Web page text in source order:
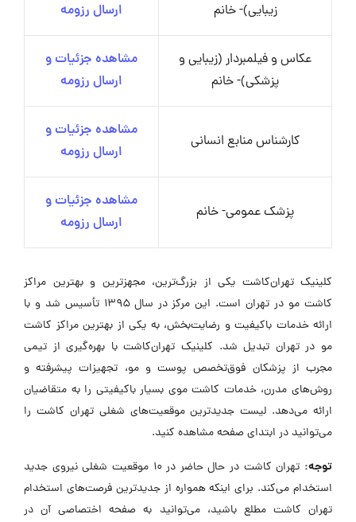
زیبایی)- خانم
ارسال رزومه
عکاس و فیلمبردار (زیبایی و
پزشکی)- خانم
مشاهده جزئیات و
ارسال رزومه
کارشناس منابع انسانی
مشاهده جزئیات و
ارسال رزومه
پزشک عمومی- خانم
مشاهده جزئیات و
ارسال رزومه
کلینیک تهران‌کاشت یکی از بزرگ‌ترین، مجهزترین و بهترین مراکز
کاشت مو در تهران است. این مرکز در سال ۱۳۹۵ تأسیس شد و با
ارائه خدمات باکیفیت و رضایت‌بخش، به یکی از بهترین مراکز کاشت
مو در تهران تبدیل شد. کلینیک تهران‌کاشت با بهره‌گیری از تیمی
مجرب از پزشکان فوق‌تخصص پوست و مو، تجهیزات پیشرفته و
روش‌های مدرن، خدمات کاشت موی بسیار باکیفیتی را به متقاضیان
ارائه می‌دهد. لیست جدیدترین موقعیت‌های شغلی تهران کاشت را
می‌توانید در ابتدای صفحه مشاهده کنید.
توجه:
تهران کاشت در حال حاضر در ۱۰ موقعیت شغلی نیروی جدید
استخدام می‌کند. برای اینکه همواره از جدیدترین فرصت‌های استخدام
تهران کاشت مطلع باشید، می‌توانید به صفحه اختصاصی آن در